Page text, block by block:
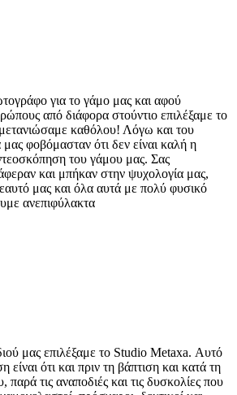
για το γάμο μας και αφού
από διάφορα στούντιο επιλέξαμε το
καθόλου! Λόγω και του
μας φοβόμασταν ότι δεν είναι καλή η
του γάμου μας. Σας
και μπήκαν στην ψυχολογία μας,
μας και όλα αυτά με πολύ φυσικό
ανεπιφύλακτα
μας επιλέξαμε το Studio Metaxa. Αυτό
ότι και πριν τη βάπτιση και κατά τη
παρά τις αναποδιές και τις δυσκολίες που